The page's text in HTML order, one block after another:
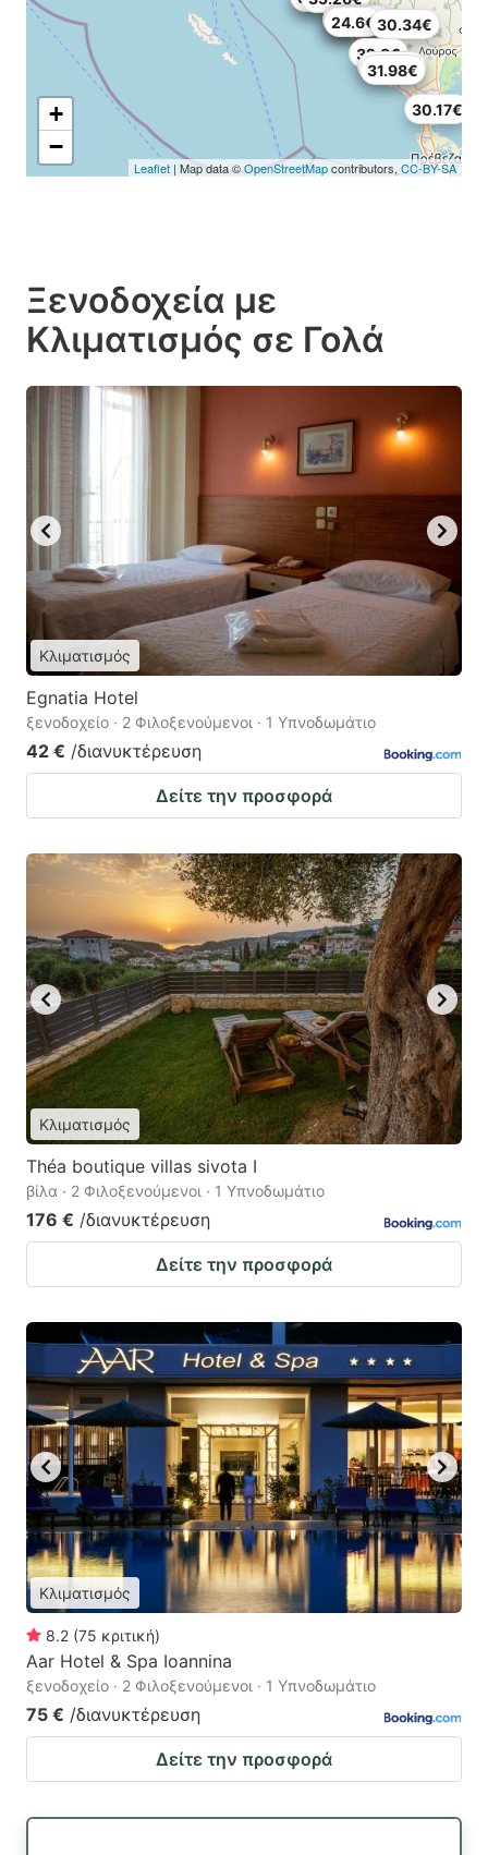
24.6€
30.17€
30.34€
31.98€
31.98€
32.8€
35.26€
35.26€
35.26€
+
−
Leaflet | Map data ©OpenStreetMapcontributors, CC-BY-SA
Ξενοδοχεία με
Κλιματισμός σε Γολά
Κλιματισμός
Egnatia Hotel
ξενοδοχείο · 2 Φιλοξενούμενοι · 1 Υπνοδωμάτιο
42 € /διανυκτέρευση
Δείτε την προσφορά
Κλιματισμός
Théa boutique villas sivota I
βίλα · 2 Φιλοξενούμενοι · 1 Υπνοδωμάτιο
176 € /διανυκτέρευση
Δείτε την προσφορά
Κλιματισμός
8.2 (75 κριτική)
Aar Hotel & Spa Ioannina
ξενοδοχείο · 2 Φιλοξενούμενοι · 1 Υπνοδωμάτιο
75 € /διανυκτέρευση
Δείτε την προσφορά